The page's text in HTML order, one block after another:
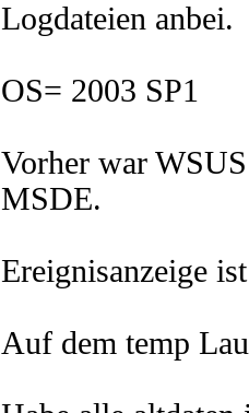
Logdateien anbei.
OS= 2003 SP1
Vorher war
MSDE.
Ereignisanzeige
Auf dem temp